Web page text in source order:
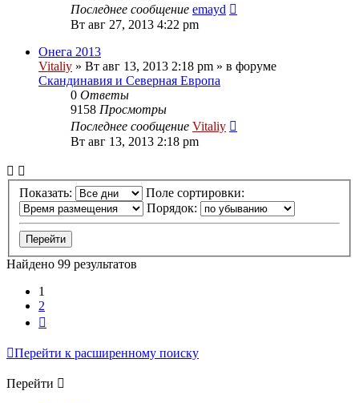
Последнее сообщение emayd
Вт авг 27, 2013 4:22 pm
Онега 2013
Vitaliy » Вт авг 13, 2013 2:18 pm » в форуме
Скандинавия и Северная Европа
0 Ответы
9158 Просмотры
Последнее сообщение Vitaliy
Вт авг 13, 2013 2:18 pm
Показать:
Поле сортировки:
Порядок:
Найдено 99 результатов
1
2
Перейти к расширенному поиску
Перейти